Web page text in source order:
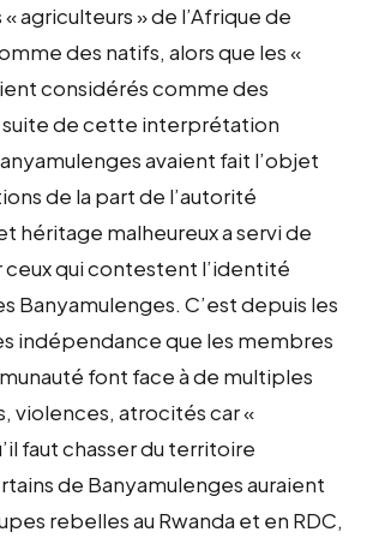
agriculteurs » de l’Afrique de
des natifs, alors que les «
considérés comme des
suite de cette interprétation
avaient fait l’objet
de la part de l’autorité
héritage malheureux a servi de
qui contestent l’identité
Banyamulenges. C’est depuis les
indépendance que les membres
font face à de multiples
violences, atrocités car «
faut chasser du territoire
de Banyamulenges auraient
rebelles au Rwanda et en RDC,